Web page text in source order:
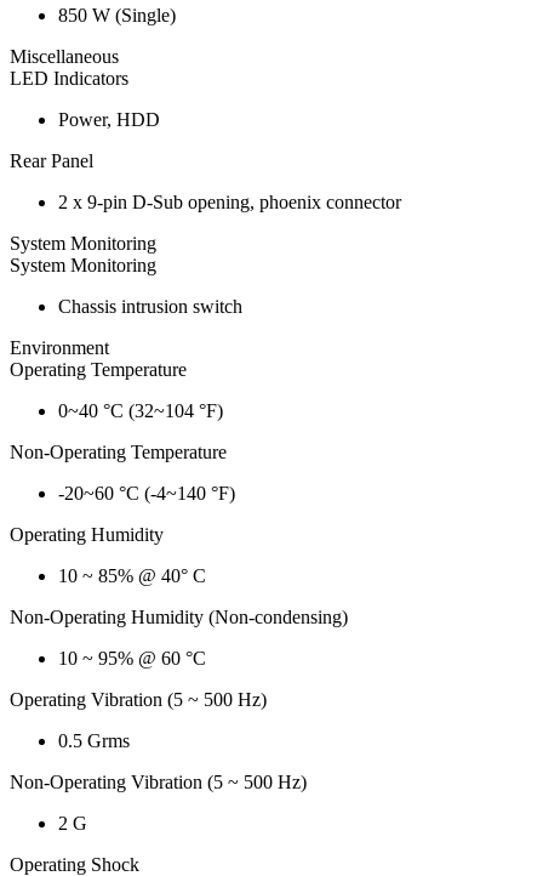
850 W (Single)
Miscellaneous
LED Indicators
Power, HDD
Rear Panel
2 x 9-pin D-Sub opening, phoenix connector
System Monitoring
System Monitoring
Chassis intrusion switch
Environment
Operating Temperature
0~40 °C (32~104 °F)
Non-Operating Temperature
-20~60 °C (-4~140 °F)
Operating Humidity
10 ~ 85% @ 40° C
Non-Operating Humidity (Non-condensing)
10 ~ 95% @ 60 °C
Operating Vibration (5 ~ 500 Hz)
0.5 Grms
Non-Operating Vibration (5 ~ 500 Hz)
2 G
Operating Shock